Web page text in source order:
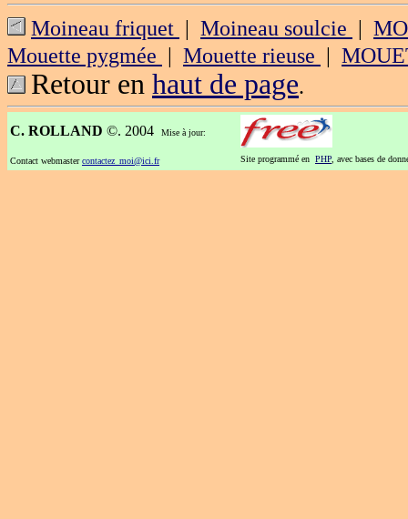
Moineau friquet | Moineau soulcie |
Mouette pygmée | Mouette rieuse |
Retour en haut de page.
C. ROLLAND ©. 2004 Mise à jour:
Contact webmastercontactez_moi@ici.fr Site programmé en PHP, avec bases de